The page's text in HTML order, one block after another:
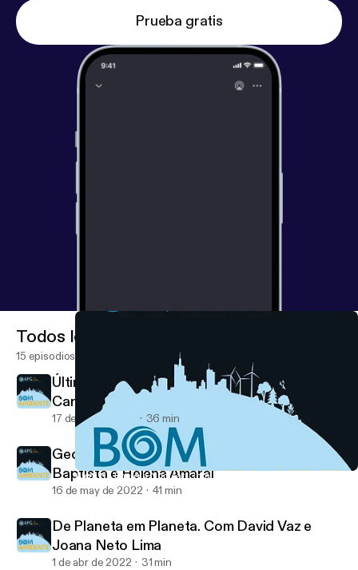
Prueba gratis
Além da Energia Nuclear. Com Pedro Barreto e Bruno Gonçalves
Bom Ambiente
Todos los episodios
15 episodios
Último episódio: Água à Vista. Com Rosário
Carvalho e Ana Sofia Reboleira
17 de jun de 2022 36 min
Geologia é o Melhor Remédio. Com João
Baptista e Helena Amaral
16 de may de 2022 41 min
De Planeta em Planeta. Com David Vaz e
Joana Neto Lima
1 de abr de 2022 31 min